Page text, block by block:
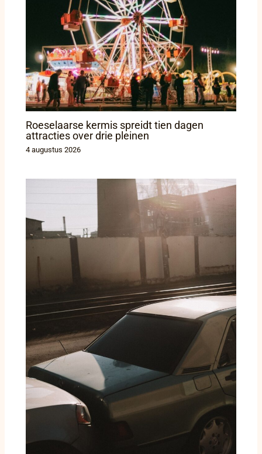
Roeselaarse kermis spreidt tien dagen
attracties over drie pleinen
4 augustus 2026